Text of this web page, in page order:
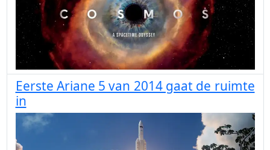
Eerste Ariane 5 van 2014 gaat de ruimte
in